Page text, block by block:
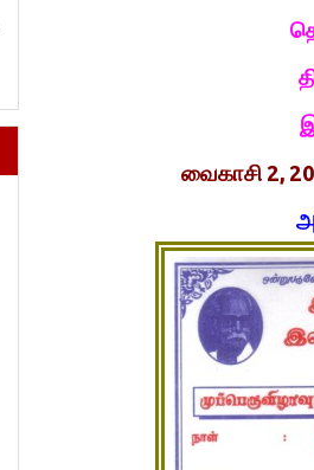
வைகாசி 2,